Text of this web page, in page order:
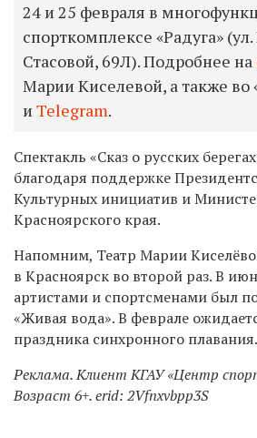
24 и 25 февраля в
спорткомплексе «Радуга»
Стасовой, 69Л). Подробнее на
Марии Киселевой, а также во
и Telegram.
Спектакль «Сказ о русских
благодаря поддержке
Культурных инициатив и
Красноярского края.
Напомним, Театр Марии
в Красноярск во второй раз. В
артистами и спортсменами был
«Живая вода». В феврале
праздника синхронного плавания.
Реклама. Клиент КГАУ «Центр
Возраст 6+. erid: 2Vfnxvbpp3S